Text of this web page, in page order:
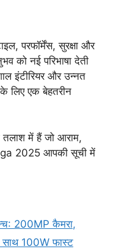
परफॉर्मेंस, सुरक्षा और
को नई परिभाषा देती
इंटीरियर और उन्नत
लिए एक बेहतरीन
में हैं जो आराम,
2025 आपकी सूची में
200MP कैमरा,
100W फास्ट